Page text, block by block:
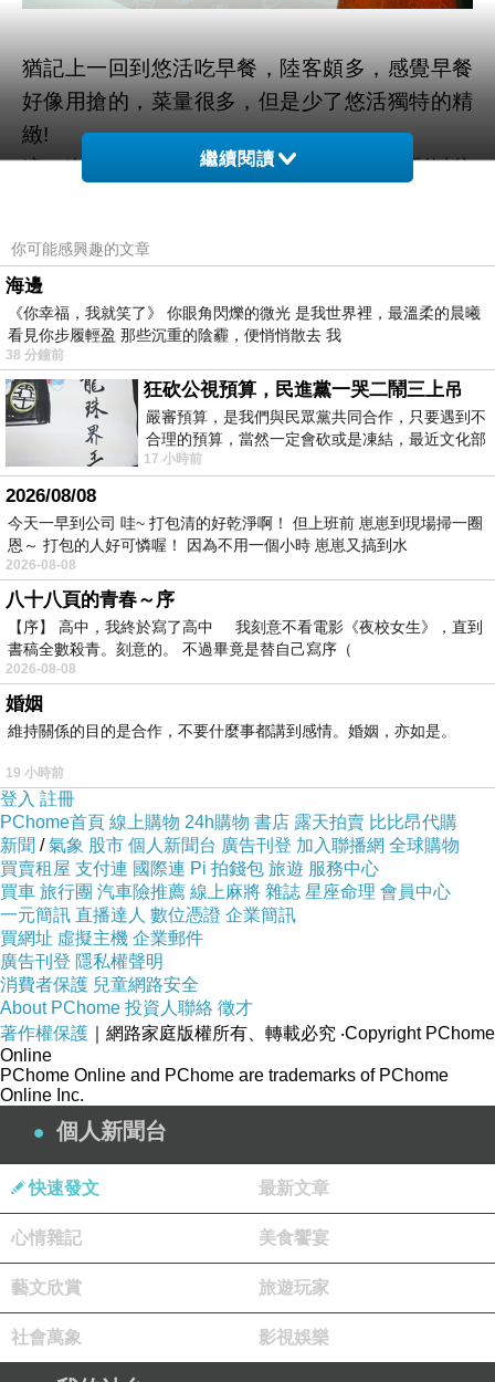
猶記上一回到悠活吃早餐，陸客頗多，感覺早餐
好像用搶的，菜量很多，但是少了悠活獨特的精
緻!
這一次來到悠活，發現悠活的早餐悄然回到以往
人又再次對這家飯店好感心生!
繼續閱讀
你可能感興趣的文章
海邊
《你幸福，我就笑了》 你眼角閃爍的微光 是我世界裡，最溫柔的晨曦
看見你步履輕盈 那些沉重的陰霾，便悄悄散去 我
38 分鐘前
狂砍公視預算，民進黨一哭二鬧三上吊
嚴審預算，是我們與民眾黨共同合作，只要遇到不
合理的預算，當然一定會砍或是凍結，最近文化部
要編列公視和Taiwan plus預算，在110年
17 小時前
2026/08/08
今天一早到公司 哇~ 打包清的好乾淨啊！ 但上班前 崽崽到現場掃一圈
恩～ 打包的人好可憐喔！ 因為不用一個小時 崽崽又搞到水
2026-08-08
八十八頁的青春～序
【序】 高中，我終於寫了高中 我刻意不看電影《夜校女生》，直到
書稿全數殺青。刻意的。 不過畢竟是替自己寫序（
2026-08-08
婚姻
維持關係的目的是合作，不要什麼事都講到感情。婚姻，亦如是。
19 小時前
登入 註冊
PChome首頁 線上購物 24h購物 書店 露天拍賣 比比昂代購
新聞 /氣象 股市 個人新聞台 廣告刊登 加入聯播網 全球購物
買賣租屋 支付連 國際連 Pi 拍錢包 旅遊 服務中心
買車 旅行團 汽車險推薦 線上麻將 雜誌 星座命理 會員中心
一元簡訊 直播達人 數位憑證 企業簡訊
買網址 虛擬主機 企業郵件
廣告刊登 隱私權聲明
消費者保護 兒童網路安全
About PChome 投資人聯絡 徵才
著作權保護 ｜網路家庭版權所有、轉載必究 ‧Copyright PChome
Online
PChome Online and PChome are trademarks of PChome
Online Inc.
個人新聞台
快速發文 最新文章
心情雜記 美食饗宴
藝文欣賞 旅遊玩家
社會萬象 影視娛樂